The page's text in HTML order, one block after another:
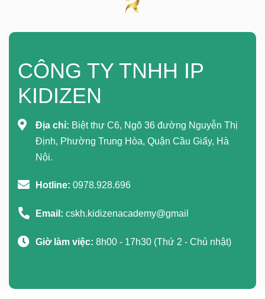
CÔNG TY TNHH IP
KIDIZEN
Địa chỉ: Biệt thự C6, Ngõ 36 đường Nguyễn Thị
Định, Phường Trung Hòa, Quận Cầu Giấy, Hà
Nội.
Hotline: 0978.928.696
Email: cskh.kidizenacademy@gmail
Giờ làm việc: 8h00 - 17h30 (Thứ 2 - Chủ nhật)